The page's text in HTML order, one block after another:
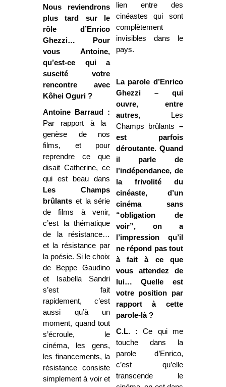
Nous reviendrons
plus tard sur le
rôle d’Enrico
Ghezzi… Pour
vous Antoine,
qu’est-ce qui a
suscité votre
rencontre avec
Kôhei Oguri ?
Antoine Barraud :
Par rapport à la
genèse de nos
films, et pour
reprendre ce que
disait Catherine, ce
qui est beau dans
Les Champs
brûlants et la série
de films à venir,
c’est la thématique
de la résistance…
et la résistance par
la poésie. Si le choix
de Beppe Gaudino
et Isabella Sandri
s’est fait
rapidement, c’est
aussi qu’à un
moment, quand tout
s’écroule, le
cinéma, les gens,
les financements, la
résistance consiste
simplement à voir et
lien entre des
cinéastes qui sont
complètement
invisibles dans le
pays.
La parole d’Enrico
Ghezzi – qui
ouvre, entre
autres, Les
Champs brûlants –
est parfois
déroutante. Quand
il parle de
l’indépendance, de
la frivolité du
cinéaste, d’un
cinéma sans
“obligation de
voir”, on a
l’impression qu’il
ne répond pas tout
à fait à ce que
vous attendez de
lui… Quelle est
votre position par
rapport à cette
parole-là ?
C.L. : Ce qui me
touche dans la
parole d’Enrico,
c’est qu’elle
transcende le